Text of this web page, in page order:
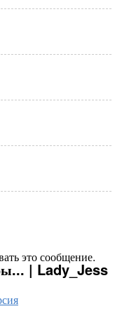
это сообщение.
| Lady_Jess